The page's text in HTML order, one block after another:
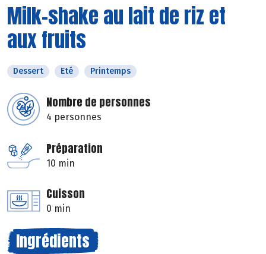
Milk-shake au lait de riz et
aux fruits
Dessert Eté Printemps
Nombre de personnes
4 personnes
Préparation
10 min
Cuisson
0 min
Ingrédients